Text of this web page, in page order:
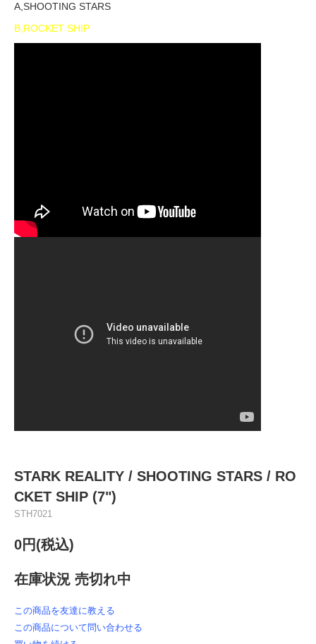
A,SHOOTING STARS
B,ROCKET SHIP
STARK REALITY ‎/ SHOOTING STARS / RO
CKET SHIP (7")
STH7021
0円(税込)
在庫状況 売切れ中
この商品を友達に教える
この商品について問い合わせる